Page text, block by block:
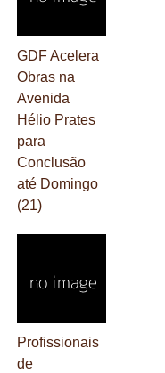
GDF Acelera
Obras na
Avenida
Hélio Prates
para
Conclusão
até Domingo
(21)
Profissionais
de